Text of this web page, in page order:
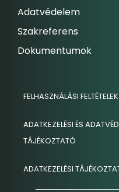
Adatvédelem
Szakreferens
Dokumentumok
FELHASZNÁLÁSI FELTÉTELEK
ADATKEZELÉSI ÉS
TÁJÉKOZTATÓ
ADATKEZELÉSI